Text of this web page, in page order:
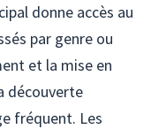
donne accès au
par genre ou
et la mise en
découverte
fréquent. Les